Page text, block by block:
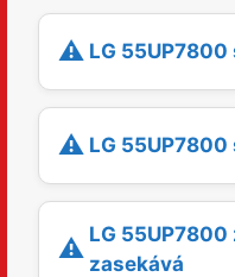
⚠️ LG
⚠️ LG
⚠️ LG
zasekává